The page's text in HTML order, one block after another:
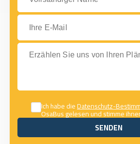
Ihre E-Mail
Erzählen Sie uns von Ihren Plänen
Ich habe dieDatenschutz-
OsaBus gelesen und stimme
SENDEN
SENDEN